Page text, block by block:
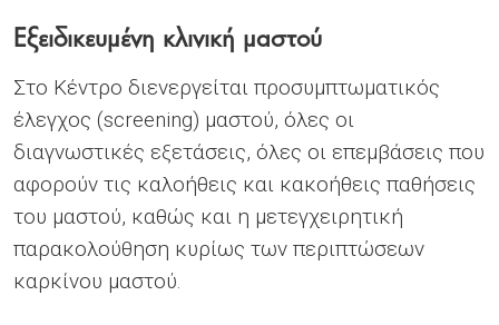
Εξειδικευμένη κλινική μαστού
Στο Κέντρο διενεργείται προσυμπτωματικός
έλεγχος (screening) μαστού, όλες οι
διαγνωστικές εξετάσεις, όλες οι επεμβάσεις που
αφορούν τις καλοήθεις και κακοήθεις παθήσεις
του μαστού, καθώς και η μετεγχειρητική
παρακολούθηση κυρίως των περιπτώσεων
καρκίνου μαστού.